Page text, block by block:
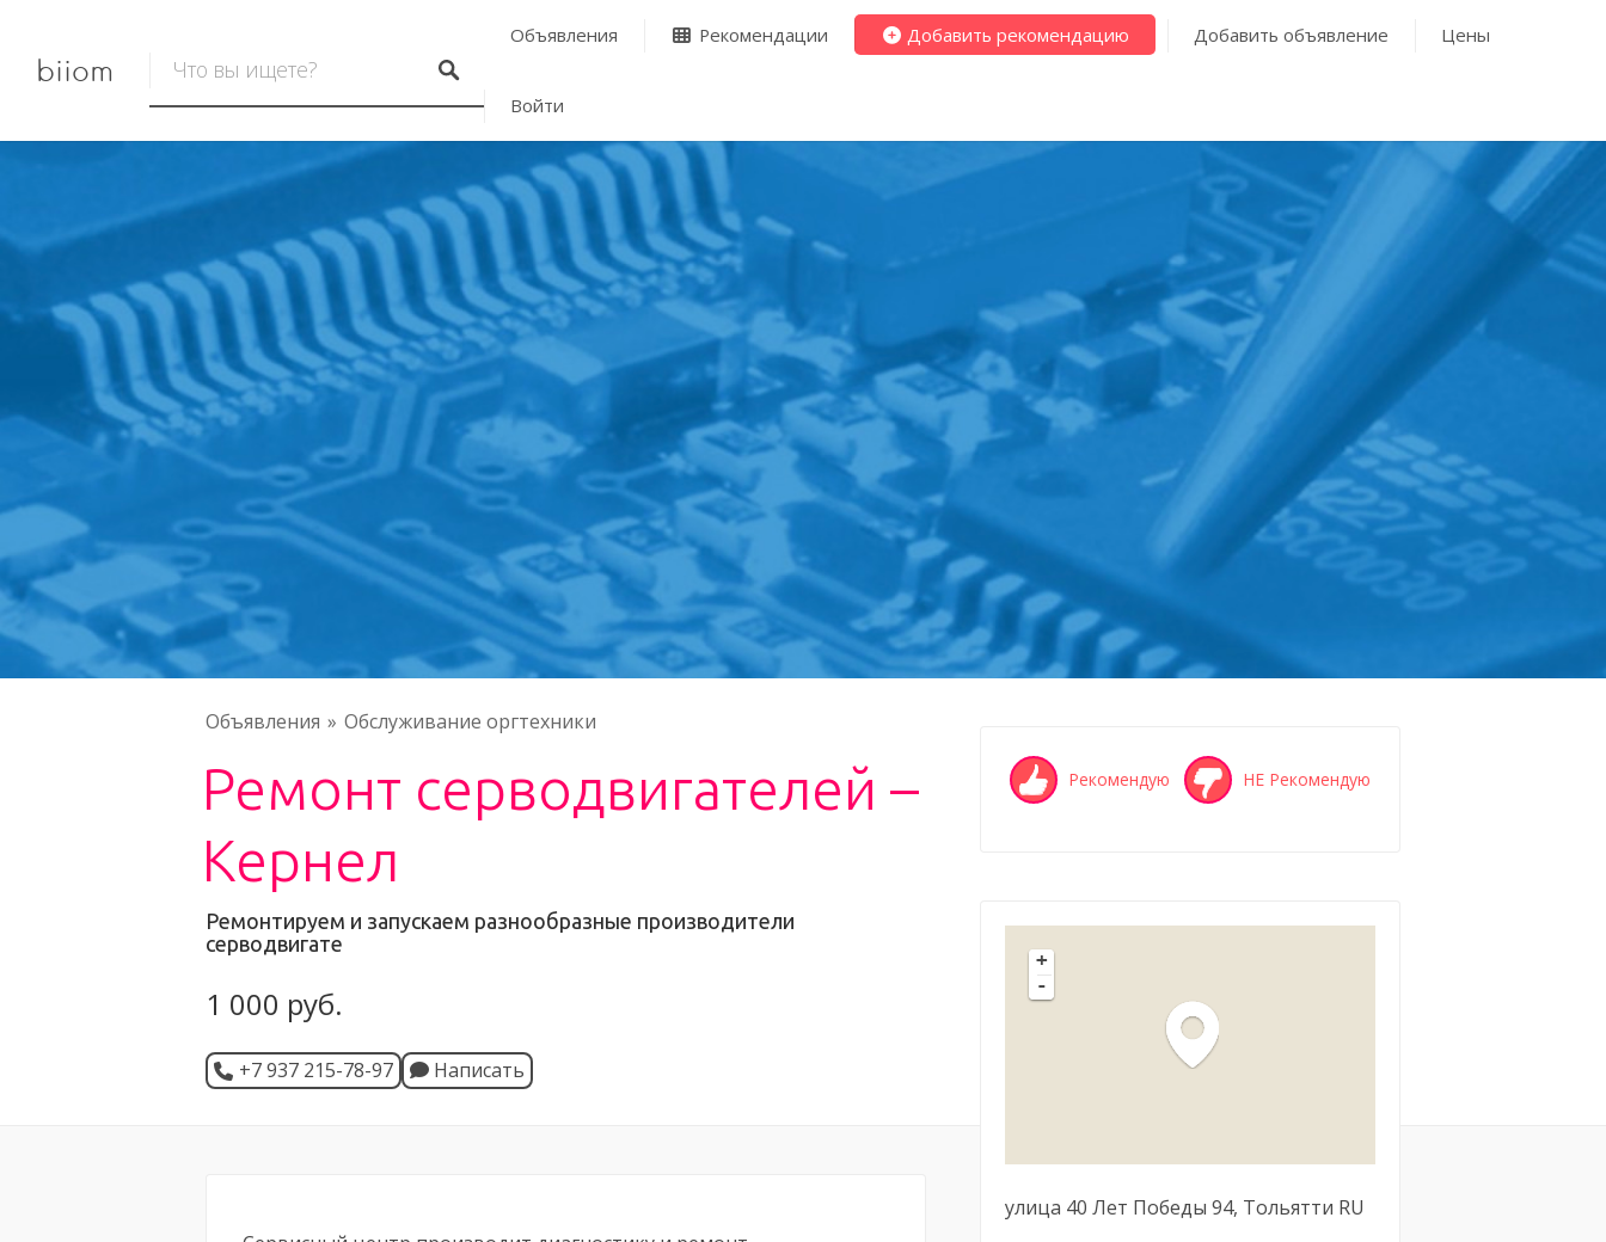
biiom
Объявления Рекомендации Добавить рекомендацию Добавить объявление Цены
Войти
Объявления Обслуживание оргтехники
Ремонт серводвигателей –
Кернел
Ремонтируем и запускаем разнообразные производители
серводвигате
1 000 руб.
+7 937 215-78-97 Написать
Рекомендую НЕ Рекомендую
+
-
улица 40 Лет Победы 94 Тольятти RU